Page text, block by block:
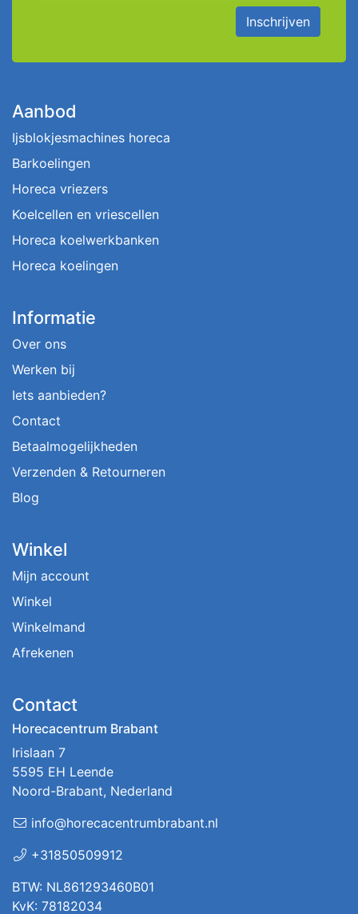
Inschrijven
Aanbod
Ijsblokjesmachines horeca
Barkoelingen
Horeca vriezers
Koelcellen en vriescellen
Horeca koelwerkbanken
Horeca koelingen
Informatie
Over ons
Werken bij
Iets aanbieden?
Contact
Betaalmogelijkheden
Verzenden & Retourneren
Blog
Winkel
Mijn account
Winkel
Winkelmand
Afrekenen
Contact
Horecacentrum Brabant
Irislaan 7
5595 EH Leende
Noord-Brabant, Nederland
info@horecacentrumbrabant.nl
+31850509912
BTW: NL861293460B01
KvK: 78182034